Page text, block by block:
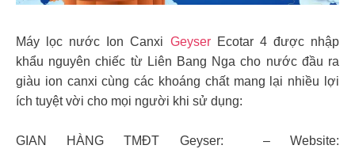
Máy lọc nước Ion Canxi GeyserEcotar 4 được nhập
khẩu nguyên chiếc từ Liên Bang Nga cho nước đầu ra
giàu ion canxi cùng các khoáng chất mang lại nhiều lợi
ích tuyệt vời cho mọi người khi sử dụng:
GIAN HÀNG TMĐT Geyser: – Website: